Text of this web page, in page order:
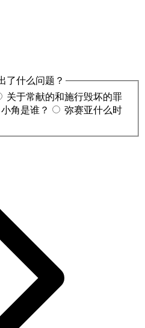
了什么问题？
关于常献的和施行毁坏的罪
小角是谁？
弥赛亚什么时